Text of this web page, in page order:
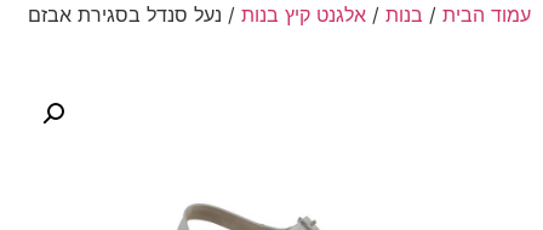
עמוד הבית / בנות / אלגנט קיץ בנות / נעל סנדל בסגירת אבזם